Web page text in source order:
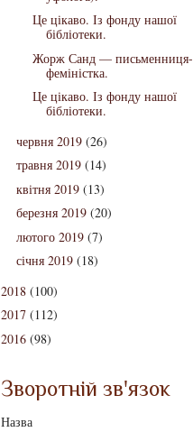
Це цікаво. Із фонду нашої
бібліотеки.
Жорж Санд — письменниця-
феміністка.
Це цікаво. Із фонду нашої
бібліотеки.
червня 2019 (26)
травня 2019 (14)
квітня 2019 (13)
березня 2019 (20)
лютого 2019 (7)
січня 2019 (18)
2018 (100)
2017 (112)
2016 (98)
Зворотній зв'язок
Назва